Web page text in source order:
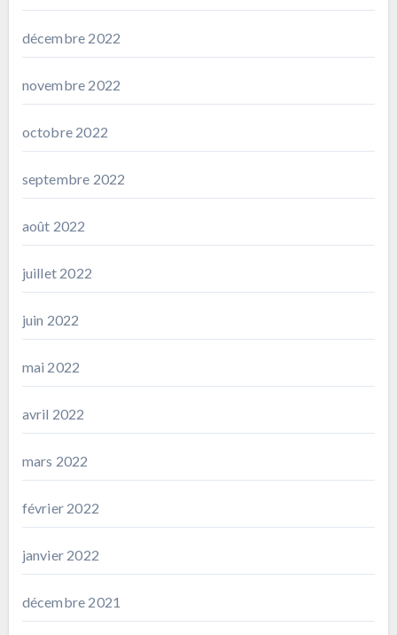
décembre 2022
novembre 2022
octobre 2022
septembre 2022
août 2022
juillet 2022
juin 2022
mai 2022
avril 2022
mars 2022
février 2022
janvier 2022
décembre 2021